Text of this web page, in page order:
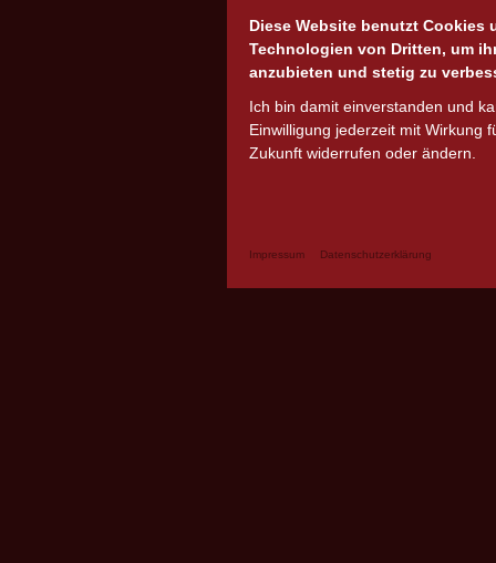
Diese Website benutzt Cookies
Technologien von Dritten, um
anzubieten und stetig zu
Ich bin damit einverstanden und
Einwilligung jederzeit mit Wirkung
Zukunft widerrufen oder ändern.
Impressum Datenschutzerklärung